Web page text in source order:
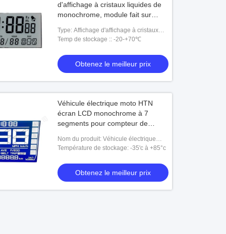
d'affichage à cristaux liquides de
monochrome, module fait sur
liquides de Tn de Pin/taille de
zèbre
Type: Affichage d'affichage à cristaux
liquides de TN
Temp de stockage :: -20-+70℃
Obtenez le meilleur prix
Véhicule électrique moto HTN
écran LCD monochrome à 7
segments pour compteur de
blanc/bleu
Nom du produit: Véhicule électrique
moto HTN écran LCD monochrome à 7
LCD person
Température de stockage: -35'c à +85°c
Obtenez le meilleur prix